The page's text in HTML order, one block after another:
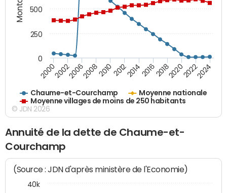
Chaume-et-Courchamp
Moyenne nationale
Moyenne villages de moins de 250 habitants
200020022006200820102012201420162018202020222024
0
250
500
© JDN 2026
Annuité de la dette de Chaume-et-
Courchamp
(Source : JDN d'après ministère de l'Economie)
40k